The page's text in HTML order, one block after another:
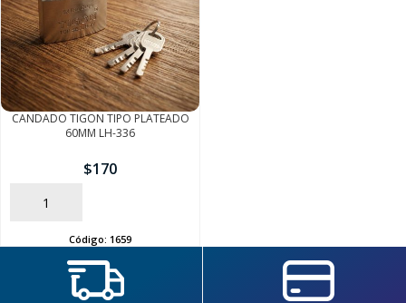
CANDADO TIGON TIPO PLATEADO
60MM LH-336
$170
AÑADIR
Código: 1659
SEGUÍ COMPRANDO
FINALIZÁ TU COMPRA